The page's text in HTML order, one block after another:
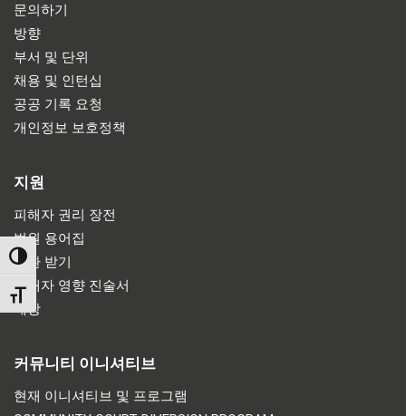
TOGGLE HIGH CONTRAST
TOGGLE FONT SIZE
문의하기
방향
부서 및 단위
채용 및 인턴십
공공 기록 요청
개인정보 보호정책
지원
피해자 권리 장전
법원 용어집
소환 받기
피해자 영향 진술서
배상
커뮤니티 이니셔티브
현재 이니셔티브 및 프로그램